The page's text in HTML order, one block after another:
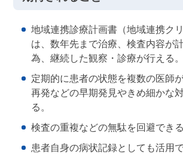
地域連携診療計画書（地域連携ク
は、数年先まで治療、検査内容が
為、継続した観察・診療が行える。
定期的に患者の状態を複数の医師
再発などの早期発見やきめ細かな
る。
検査の重複などの無駄を回避できる
患者自身の病状記録としても活用で